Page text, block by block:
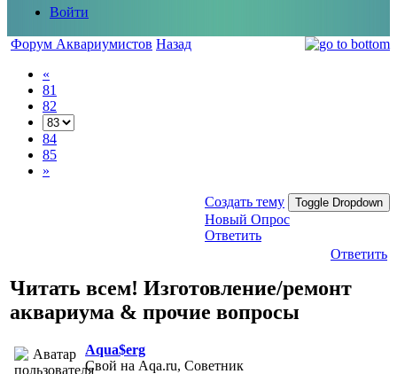
Войти
Форум Аквариумистов Назад
«
81
82
84
85
»
Создать тему Toggle Dropdown
Новый Опрос
Ответить
Ответить
Читать всем! Изготовление/ремонт
аквариума & прочие вопросы
Aqua$erg
Свой на Aqa.ru, Советник